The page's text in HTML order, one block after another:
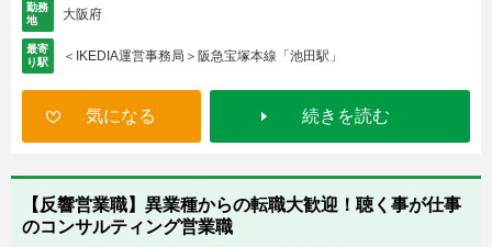
勤務
地
大阪府
最寄
り駅
＜IKEDIA運営事務局＞阪急宝塚本線「池田駅」
気になる 続きを読む
【反響営業職】異業種からの転職大歓迎！聴く事が仕事
のコンサルティング営業職